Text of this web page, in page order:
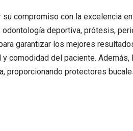
compromiso con la excelencia
deportiva, prótesis,
garantizar los mejores
comodidad del paciente.
proporcionando protectores